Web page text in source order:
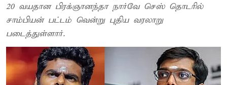
20 வயதான பிரக்ஞானந்தா நார்வே செஸ் தொடரில்
சாம்பியன் பட்டம் வென்று புதிய வரலாறு
படைத்துள்ளார்.